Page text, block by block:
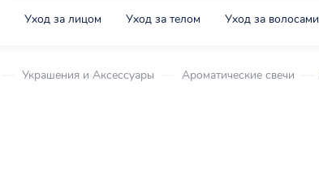
Уход за лицом Уход за телом Уход за волосами
Украшения и Аксессуары Ароматические свечи